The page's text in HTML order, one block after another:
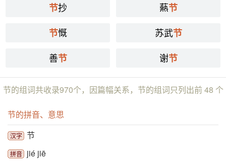
节抄 爇节
节慨 苏武节
善节 谢节
节的组词共收录970个，因篇幅关系，节的组词只列出前 48 个
节的拼音、意思
汉字 节
拼音 jié jiē